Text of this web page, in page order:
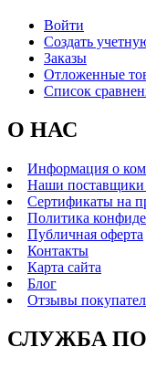
Войти
Создать
Заказы
Отложенные
Список
О НАС
Информация о
Наши поставщики
Сертификаты на
Политика
Публичная оферта
Контакты
Карта сайта
Блог
Отзывы
СЛУЖБА